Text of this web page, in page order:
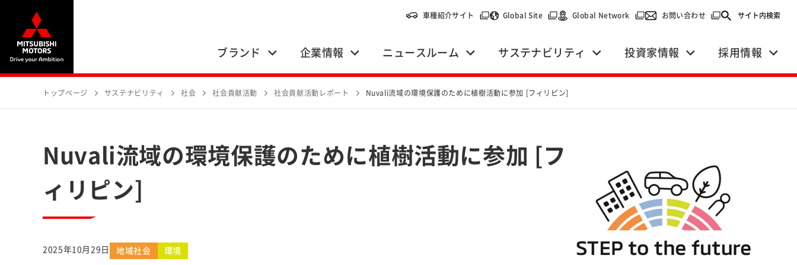
車種紹介サイト （別ウィンドウで開く）
Global Site（別ウィンドウで開く）
Global Network （別ウィンドウで開く）
お問い合わせ （別ウィンドウで開く）
サイト内検索
ブランド 企業情報 ニュースルーム サステナビリティ 投資家情報 採用情報
トップページ サステナビリティ 社会 社会貢献活動 社会貢献活動レポート Nuvali流域の環境保護のために植樹活動に参加 [フィリピン]
Nuvali流域の環境保護のために植樹活動に参加 [フ
ィリピン]
2025年10月29日 地域社会 環境